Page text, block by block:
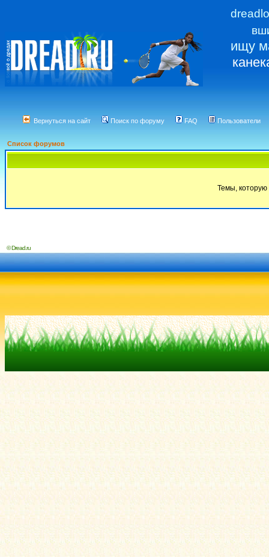
ищу
Вернуться на сайт Поиск по форуму FAQ Пользователи
Список форумов
Темы, которую
© Dread.ru